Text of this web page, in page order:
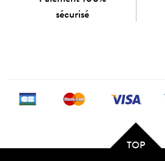
sécurisé
TOP